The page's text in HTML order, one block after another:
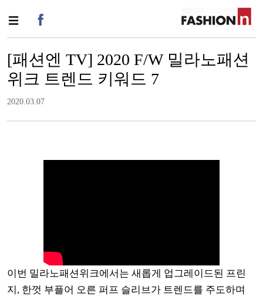
[패션엔 TV] 2020 F/W 밀라노패션
위크 트렌드 키워드 7
2020.03.07
이번 밀라노패션위크에서는 새롭게 업그레이드된 프린
지, 한껏 부플어 오른 퍼프 슬리브가 트렌드를 주도하며